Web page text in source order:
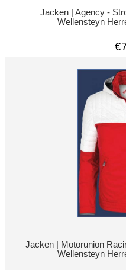
Jacken | Agency -
Wellensteyn
Jacken | Motorunion
Wellensteyn